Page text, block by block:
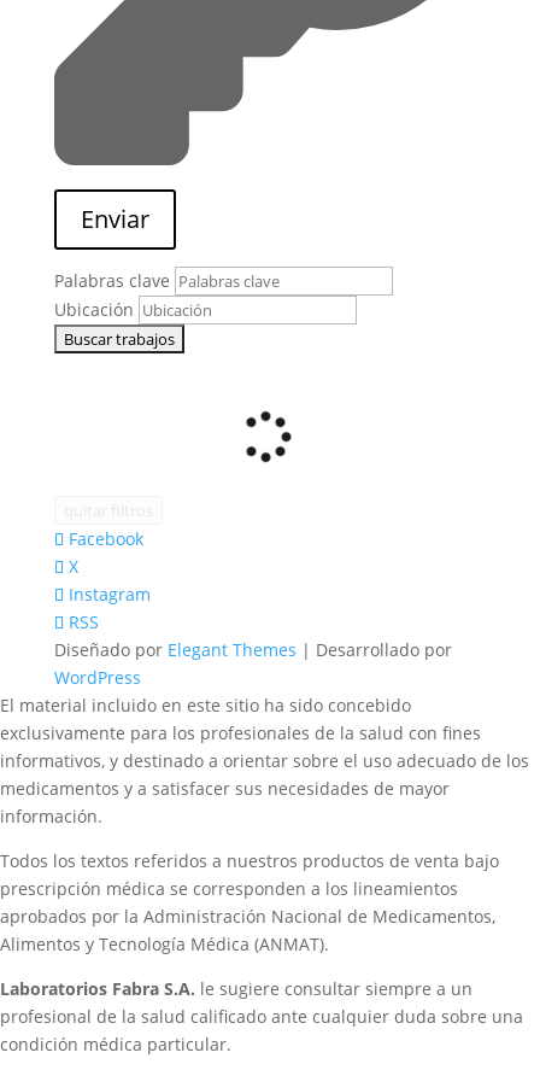
Enviar
Palabras clave
Ubicación
Facebook
X
Instagram
RSS
Diseñado por Elegant Themes | Desarrollado por
WordPress
El material incluido en este sitio ha sido concebido
exclusivamente para los profesionales de la salud con fines
informativos, y destinado a orientar sobre el uso adecuado de los
medicamentos y a satisfacer sus necesidades de mayor
información.
Todos los textos referidos a nuestros productos de venta bajo
prescripción médica se corresponden a los lineamientos
aprobados por la Administración Nacional de Medicamentos,
Alimentos y Tecnología Médica (ANMAT).
Laboratorios Fabra S.A. le sugiere consultar siempre a un
profesional de la salud calificado ante cualquier duda sobre una
condición médica particular.